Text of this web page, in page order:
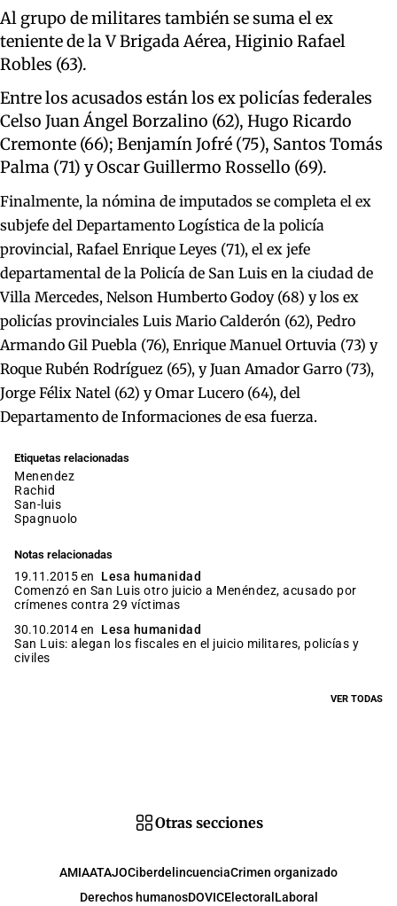
Al grupo de militares también se suma el ex
teniente de la V Brigada Aérea, Higinio Rafael
Robles (63).
Entre los acusados están los ex policías federales
Celso Juan Ángel Borzalino (62), Hugo Ricardo
Cremonte (66); Benjamín Jofré (75), Santos Tomás
Palma (71) y Oscar Guillermo Rossello (69).
Finalmente, la nómina de imputados se completa el ex
subjefe del Departamento Logística de la policía
provincial, Rafael Enrique Leyes (71), el ex jefe
departamental de la Policía de San Luis en la ciudad de
Villa Mercedes, Nelson Humberto Godoy (68) y los ex
policías provinciales Luis Mario Calderón (62), Pedro
Armando Gil Puebla (76), Enrique Manuel Ortuvia (73) y
Roque Rubén Rodríguez (65), y Juan Amador Garro (73),
Jorge Félix Natel (62) y Omar Lucero (64), del
Departamento de Informaciones de esa fuerza.
Etiquetas relacionadas
menendez
rachid
san-luis
spagnuolo
Notas relacionadas
19.11.2015 en
Lesa humanidad
Comenzó en San Luis otro juicio a Menéndez, acusado por
crímenes contra 29 víctimas
30.10.2014 en
Lesa humanidad
San Luis: alegan los fiscales en el juicio militares, policías y
civiles
VER TODAS
Otras secciones
AMIAATAJOCiberdelincuenciaCrimen organizado
Derechos humanosDOVICElectoral Laboral